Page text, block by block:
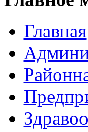
Главная